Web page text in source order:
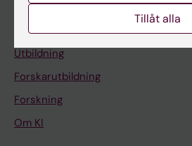
Huvudmeny
Utbildning
Forskarutbildning
Forskning
Om KI
Tillåt alla